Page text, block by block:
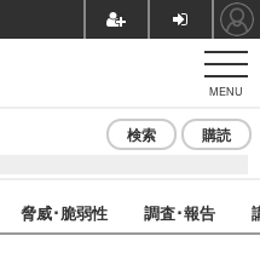
MENU
検索 購読
脅威･脆弱性 調査･報告